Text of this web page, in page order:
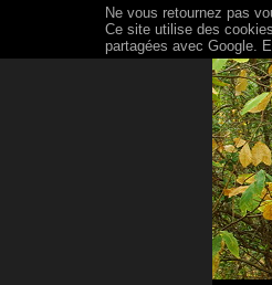
Ne vous retournez pas
Ce site utilise des
partagées avec Google.